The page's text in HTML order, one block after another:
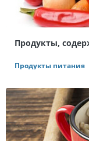
Продукты,
Продукты питания